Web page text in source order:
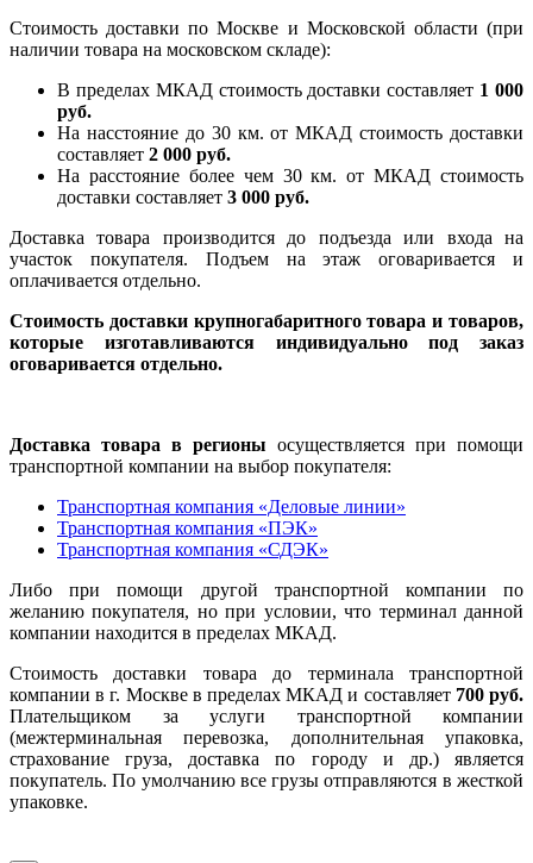
Стоимость доставки по Москве и Московской области (при
наличии товара на московском складе):
В пределах МКАД стоимость доставки составляет 1 000
руб.
На насcтояние до 30 км. от МКАД стоимость доставки
составляет 2 000 руб.
На расстояние более чем 30 км. от МКАД стоимость
доставки составляет 3 000 руб.
Доставка товара производится до подъезда или входа на
участок покупателя. Подъем на этаж оговаривается и
оплачивается отдельно.
Стоимость доставки крупногабаритного товара и товаров,
которые изготавливаются индивидуально под заказ
оговаривается отдельно.
Доставка товара в регионы осуществляется при помощи
транспортной компании на выбор покупателя:
Транспортная компания «Деловые линии»
Транспортная компания «ПЭК»
Транспортная компания «СДЭК»
Либо при помощи другой транспортной компании по
желанию покупателя, но при условии, что терминал данной
компании находится в пределах МКАД.
Стоимость доставки товара до терминала транспортной
компании в г. Москве в пределах МКАД и составляет 700 руб.
Плательщиком за услуги транспортной компании
(межтерминальная перевозка, дополнительная упаковка,
страхование груза, доставка по городу и др.) является
покупатель. По умолчанию все грузы отправляются в жесткой
упаковке.